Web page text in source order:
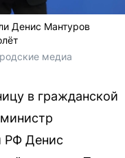
Денис Мантуров
медиа
в гражданской
РФ Денис